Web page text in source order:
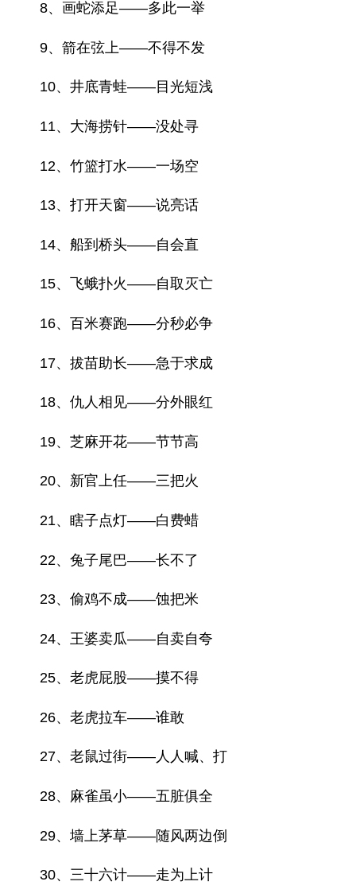
8、画蛇添足——多此一举
9、箭在弦上——不得不发
10、井底青蛙——目光短浅
11、大海捞针——没处寻
12、竹篮打水——一场空
13、打开天窗——说亮话
14、船到桥头——自会直
15、飞蛾扑火——自取灭亡
16、百米赛跑——分秒必争
17、拔苗助长——急于求成
18、仇人相见——分外眼红
19、芝麻开花——节节高
20、新官上任——三把火
21、瞎子点灯——白费蜡
22、兔子尾巴——长不了
23、偷鸡不成——蚀把米
24、王婆卖瓜——自卖自夸
25、老虎屁股——摸不得
26、老虎拉车——谁敢
27、老鼠过街——人人喊、打
28、麻雀虽小——五脏俱全
29、墙上茅草——随风两边倒
30、三十六计——走为上计